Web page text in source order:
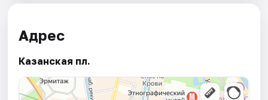
Адрес
Казанская пл.